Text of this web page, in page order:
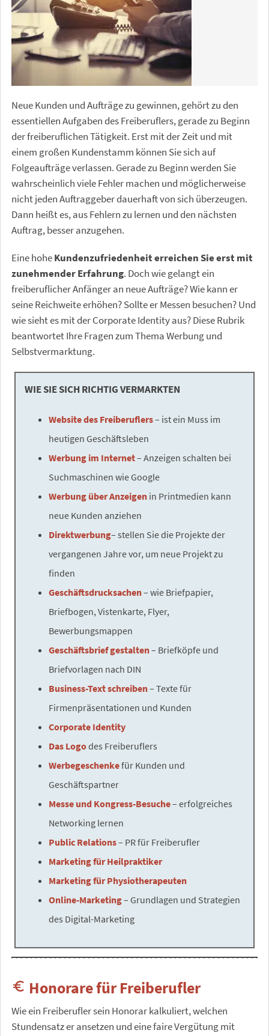
Neue Kunden und Aufträge zu gewinnen, gehört zu den
essentiellen Aufgaben des Freiberuflers, gerade zu Beginn
der freiberuflichen Tätigkeit. Erst mit der Zeit und mit
einem großen Kundenstamm können Sie sich auf
Folgeaufträge verlassen. Gerade zu Beginn werden Sie
wahrscheinlich viele Fehler machen und möglicherweise
nicht jeden Auftraggeber dauerhaft von sich überzeugen.
Dann heißt es, aus Fehlern zu lernen und den nächsten
Auftrag, besser anzugehen.
Eine hoheKundenzufriedenheit erreichen Sie erst mit
zunehmender Erfahrung. Doch wie gelangt ein
freiberuflicher Anfänger an neue Aufträge? Wie kann er
seine Reichweite erhöhen? Sollte er Messen besuchen? Und
wie sieht es mit der Corporate Identity aus? Diese Rubrik
beantwortet Ihre Fragen zum Thema Werbung und
Selbstvermarktung.
WIE SIE SICH RICHTIG VERMARKTEN
Website des Freiberuflers– ist ein Muss im
heutigen Geschäftsleben
Werbung im Internet– Anzeigen schalten bei
Suchmaschinen wie Google
Werbung über Anzeigen in Printmedien kann
neue Kunden anziehen
Direktwerbung– stellen Sie die Projekte der
vergangenen Jahre vor, um neue Projekt zu
finden
Geschäftsdrucksachen– wie Briefpapier,
Briefbogen, Vistenkarte, Flyer,
Bewerbungsmappen
Geschäftsbrief gestalten– Briefköpfe und
Briefvorlagen nach DIN
Business-Text schreiben– Texte für
Firmenpräsentationen und Kunden
Corporate Identity
Das Logodes Freiberuflers
Werbegeschenkefür Kunden und
Geschäftspartner
Messe und Kongress-Besuche– erfolgreiches
Networking lernen
Public Relations– PR für Freiberufler
Marketing für Heilpraktiker
Marketing für Physiotherapeuten
Online-Marketing– Grundlagen und Strategien
des Digital-Marketing
euro_symbol Honorare für Freiberufler
Wie ein Freiberufler sein Honorar kalkuliert, welchen
Stundensatz er ansetzen und eine faire Vergütung mit